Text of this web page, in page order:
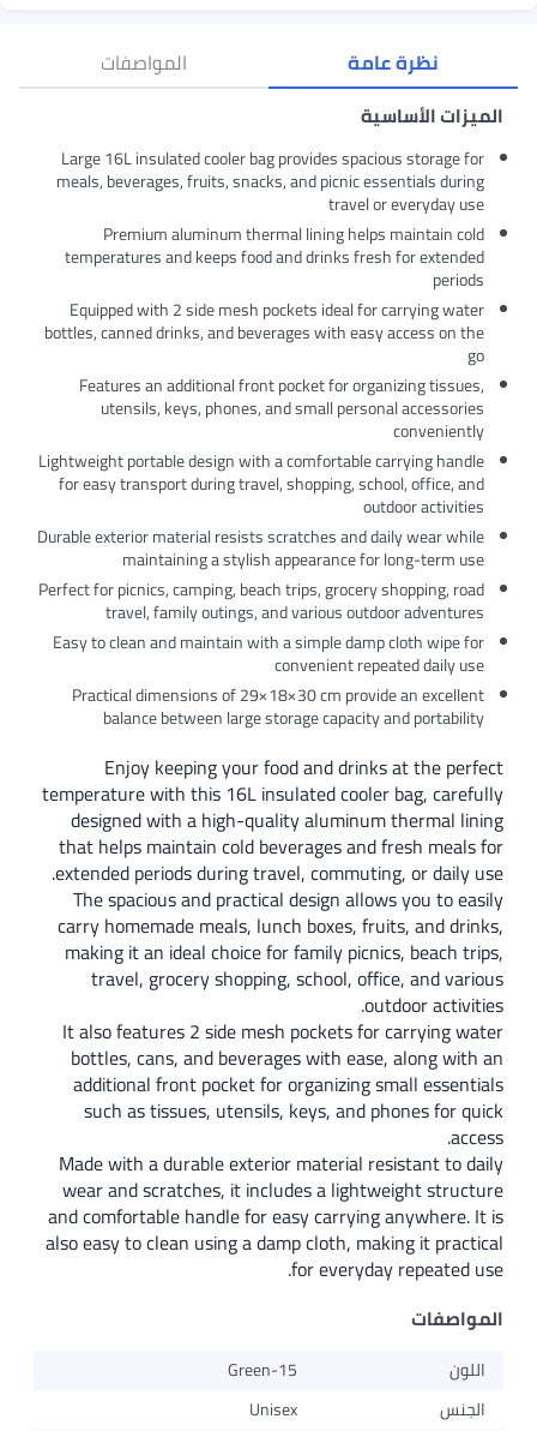
نظرة عامة المواصفات
الميزات الأساسية
Large 16L insulated cooler bag provides spacious storage for
meals, beverages, fruits, snacks, and picnic essentials during
travel or everyday use
Premium aluminum thermal lining helps maintain cold
temperatures and keeps food and drinks fresh for extended
periods
Equipped with 2 side mesh pockets ideal for carrying water
bottles, canned drinks, and beverages with easy access on the
go
Features an additional front pocket for organizing tissues,
utensils, keys, phones, and small personal accessories
conveniently
Lightweight portable design with a comfortable carrying handle
for easy transport during travel, shopping, school, office, and
outdoor activities
Durable exterior material resists scratches and daily wear while
maintaining a stylish appearance for long-term use
Perfect for picnics, camping, beach trips, grocery shopping, road
travel, family outings, and various outdoor adventures
Easy to clean and maintain with a simple damp cloth wipe for
convenient repeated daily use
Practical dimensions of 29×18×30 cm provide an excellent
balance between large storage capacity and portability
Enjoy keeping your food and drinks at the perfect
temperature with this 16L insulated cooler bag, carefully
designed with a high-quality aluminum thermal lining
that helps maintain cold beverages and fresh meals for
extended periods during travel, commuting, or daily use.
The spacious and practical design allows you to easily
carry homemade meals, lunch boxes, fruits, and drinks,
making it an ideal choice for family picnics, beach trips,
travel, grocery shopping, school, office, and various
outdoor activities.
It also features 2 side mesh pockets for carrying water
bottles, cans, and beverages with ease, along with an
additional front pocket for organizing small essentials
such as tissues, utensils, keys, and phones for quick
access.
Made with a durable exterior material resistant to daily
wear and scratches, it includes a lightweight structure
and comfortable handle for easy carrying anywhere. It is
also easy to clean using a damp cloth, making it practical
for everyday repeated use.
المواصفات
اللون
Green-15
الجنس
Unisex